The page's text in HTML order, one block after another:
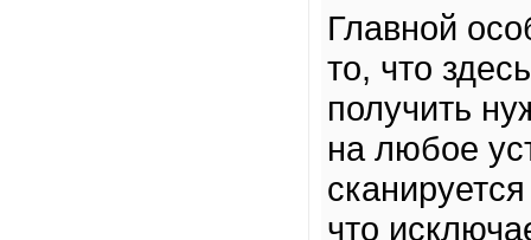
Главной
то, что
получить
на любое
что